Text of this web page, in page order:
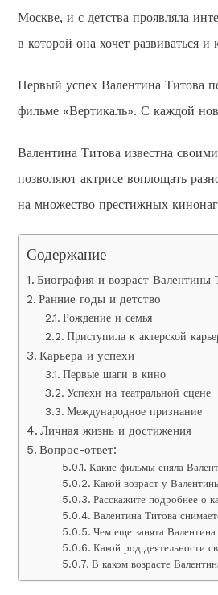
Москве, и с детства проявляла
в которой она хочет развиваться
Первый успех Валентина Титова
фильме «Вертикаль». С каждой
Валентина Титова известна
позволяют актрисе воплощать
на множество престижных
Содержание
Биография и возраст Валентины
Ранние годы и детство
Рождение и семья
Приступила к актерской
Карьера и успехи
Первые шаги в кино
Успехи на театральной сцене
Международное признание
Личная жизнь и достижения
Вопрос-ответ:
Какие фильмы сняла
Какой возраст у
Расскажите подробнее о
Валентина Титова
Чем еще занята
Какой род деятельности
В каком возрасте